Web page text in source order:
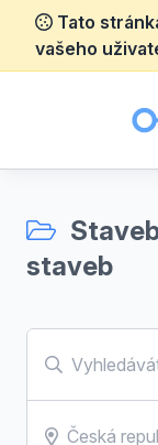
Tato
vašeho
staveb